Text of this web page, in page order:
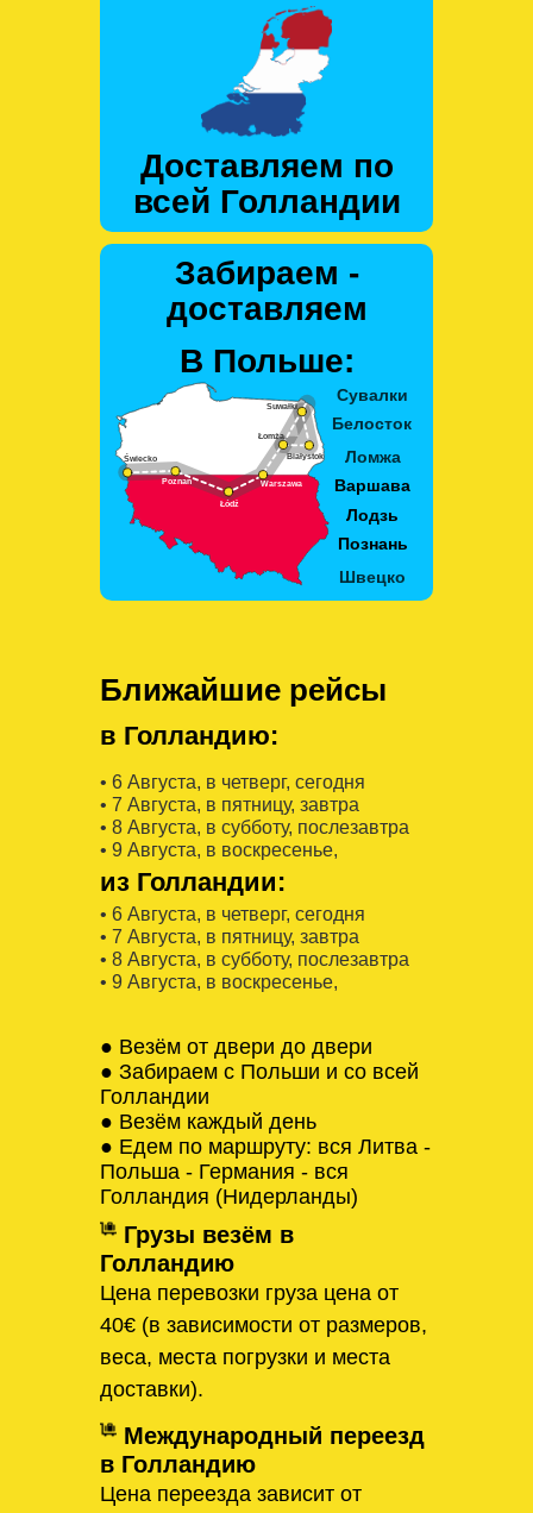
Доставляем по
всей Голландии
Забираем -
доставляем
В Польше:
Ближайшие рейсы
в Голландию:
• 6 Августa, в четверг, сегодня
• 7 Августa, в пятницу, завтра
• 8 Августa, в субботу, послезавтра
• 9 Августa, в воскресенье,
из Голландии:
• 6 Августa, в четверг, сегодня
• 7 Августa, в пятницу, завтра
• 8 Августa, в субботу, послезавтра
• 9 Августa, в воскресенье,
● Везём от двери до двери
● Забираем с Польши и со всей
Голландии
● Везём каждый день
● Едем по маршруту: вся Литва -
Польша - Германия - вся
Голландия (Нидерланды)
Грузы везём в
Голландию
Цена перевозки груза цена от
40€ (в зависимости от размеров,
веса, места погрузки и места
доставки).
Международный переезд
в Голландию
Цена переезда зависит от